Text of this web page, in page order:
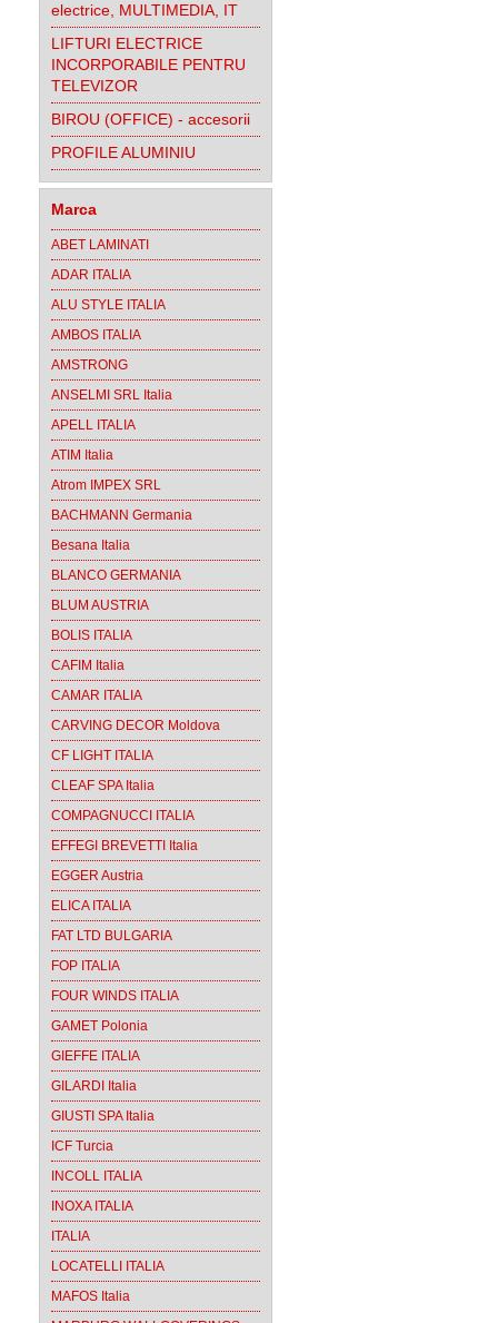
electrice, MULTIMEDIA, IT
LIFTURI ELECTRICE
INCORPORABILE PENTRU
TELEVIZOR
BIROU (OFFICE) - accesorii
PROFILE ALUMINIU
Marca
ABET LAMINATI
ADAR ITALIA
ALU STYLE ITALIA
AMBOS ITALIA
AMSTRONG
ANSELMI SRL Italia
APELL ITALIA
ATIM Italia
Atrom IMPEX SRL
BACHMANN Germania
Besana Italia
BLANCO GERMANIA
BLUM AUSTRIA
BOLIS ITALIA
CAFIM Italia
CAMAR ITALIA
CARVING DECOR Moldova
CF LIGHT ITALIA
CLEAF SPA Italia
COMPAGNUCCI ITALIA
EFFEGI BREVETTI Italia
EGGER Austria
ELICA ITALIA
FAT LTD BULGARIA
FOP ITALIA
FOUR WINDS ITALIA
GAMET Polonia
GIEFFE ITALIA
GILARDI Italia
GIUSTI SPA Italia
ICF Turcia
INCOLL ITALIA
INOXA ITALIA
ITALIA
LOCATELLI ITALIA
MAFOS Italia